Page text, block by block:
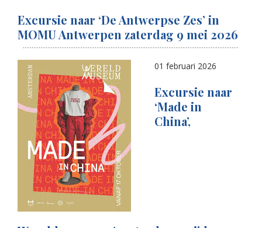
Excursie naar ‘De Antwerpse Zes’ in
MOMU Antwerpen zaterdag 9 mei 2026
01 februari 2026
Excursie naar
‘Made in
China’,